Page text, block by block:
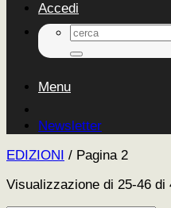
Accedi
Cerca:
Menu
Newsletter
EDIZIONI / Pagina 2
Visualizzazione di 25-46 di